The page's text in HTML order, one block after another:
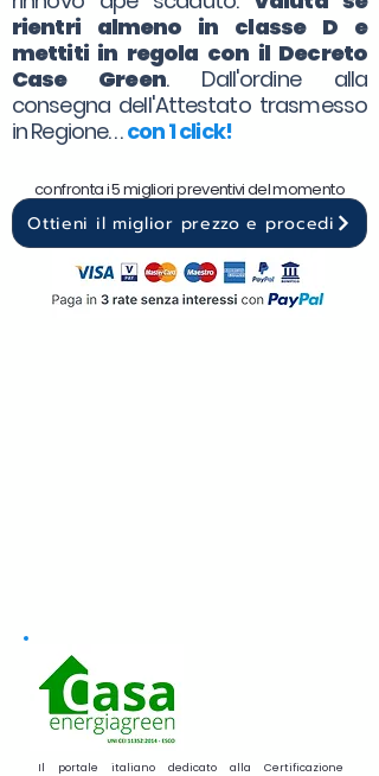
rientri almeno in classe D e
mettiti in regola con il Decreto
Case Green. Dall'ordine alla
consegna dell'Attestato trasmesso
in Regione. . .con 1 click!
confronta i 5 migliori preventivi del momento
Ottieni il miglior prezzo e procedi
Il portale italiano dedicato alla Certificazione